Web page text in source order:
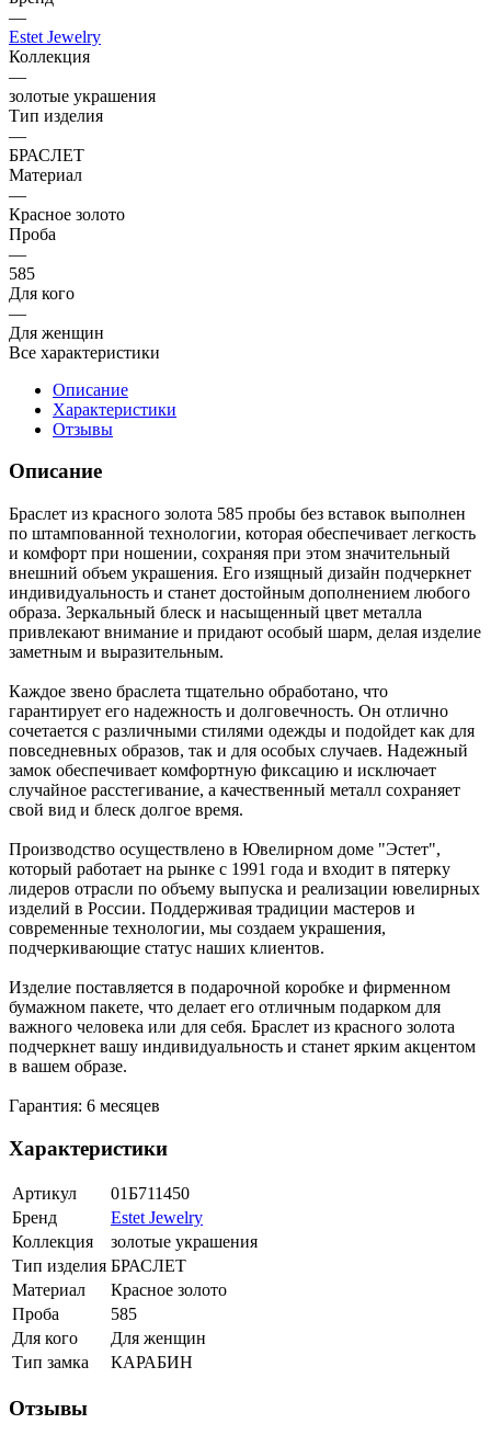
—
Estet Jewelry
Коллекция
—
золотые украшения
Тип изделия
—
БРАСЛЕТ
Материал
—
Красное золото
Проба
—
585
Для кого
—
Для женщин
Все характеристики
Описание
Характеристики
Отзывы
Описание
Браслет из красного золота 585 пробы без вставок выполнен
по штампованной технологии, которая обеспечивает легкость
и комфорт при ношении, сохраняя при этом значительный
внешний объем украшения. Его изящный дизайн подчеркнет
индивидуальность и станет достойным дополнением любого
образа. Зеркальный блеск и насыщенный цвет металла
привлекают внимание и придают особый шарм, делая изделие
заметным и выразительным.
Каждое звено браслета тщательно обработано, что
гарантирует его надежность и долговечность. Он отлично
сочетается с различными стилями одежды и подойдет как для
повседневных образов, так и для особых случаев. Надежный
замок обеспечивает комфортную фиксацию и исключает
случайное расстегивание, а качественный металл сохраняет
свой вид и блеск долгое время.
Производство осуществлено в Ювелирном доме "Эстет",
который работает на рынке с 1991 года и входит в пятерку
лидеров отрасли по объему выпуска и реализации ювелирных
изделий в России. Поддерживая традиции мастеров и
современные технологии, мы создаем украшения,
подчеркивающие статус наших клиентов.
Изделие поставляется в подарочной коробке и фирменном
бумажном пакете, что делает его отличным подарком для
важного человека или для себя. Браслет из красного золота
подчеркнет вашу индивидуальность и станет ярким акцентом
в вашем образе.
Гарантия: 6 месяцев
Характеристики
Артикул
01Б711450
Бренд
Estet Jewelry
Коллекция
золотые украшения
Тип изделия БРАСЛЕТ
Материал
Красное золото
Проба
585
Для кого
Для женщин
Тип замка
КАРАБИН
Отзывы